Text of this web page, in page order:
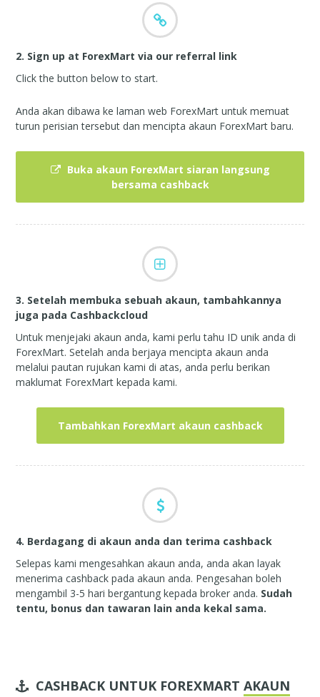
2. Sign up at ForexMart via our referral link
Click the button below to start.
Anda akan dibawa ke laman web ForexMart untuk memuat
turun perisian tersebut dan mencipta akaun ForexMart baru.
Buka akaun ForexMart siaran langsung
bersama cashback
3. Setelah membuka sebuah akaun, tambahkannya
juga pada Cashbackcloud
Untuk menjejaki akaun anda, kami perlu tahu ID unik anda di
ForexMart. Setelah anda berjaya mencipta akaun anda
melalui pautan rujukan kami di atas, anda perlu berikan
maklumat ForexMart kepada kami.
Tambahkan ForexMart akaun cashback
4. Berdagang di akaun anda dan terima cashback
Selepas kami mengesahkan akaun anda, anda akan layak
menerima cashback pada akaun anda. Pengesahan boleh
mengambil 3-5 hari bergantung kepada broker anda. Sudah
tentu, bonus dan tawaran lain anda kekal sama.
CASHBACK UNTUK FOREXMARTAKAUN